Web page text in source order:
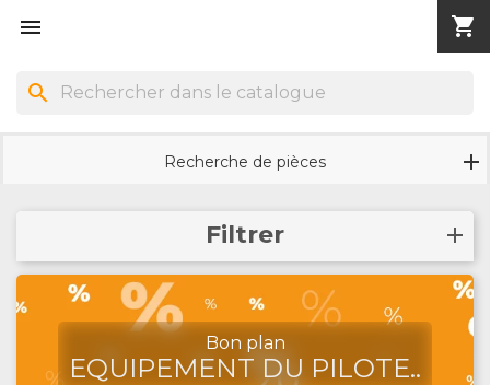
 shopping_cart
search
Recherche de pièces
Filtrer
Bon plan
EQUIPEMENT DU PILOTE..